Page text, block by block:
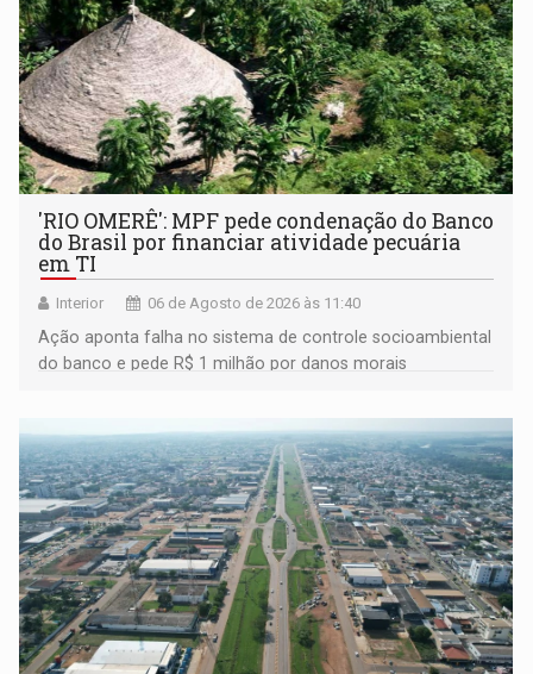
'RIO OMERÊ': MPF pede condenação do Banco
do Brasil por financiar atividade pecuária
em TI
Interior 06 de Agosto de 2026 às 11:40
Ação aponta falha no sistema de controle socioambiental
do banco e pede R$ 1 milhão por danos morais